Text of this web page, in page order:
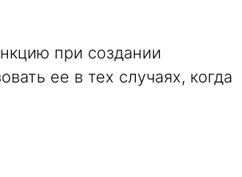
при создании
ее в тех случаях, когда